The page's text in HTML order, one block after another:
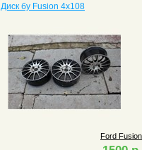
Диск бу Fusion 4x108
Ford Fusion